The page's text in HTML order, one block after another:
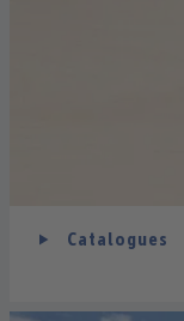
Catalogues